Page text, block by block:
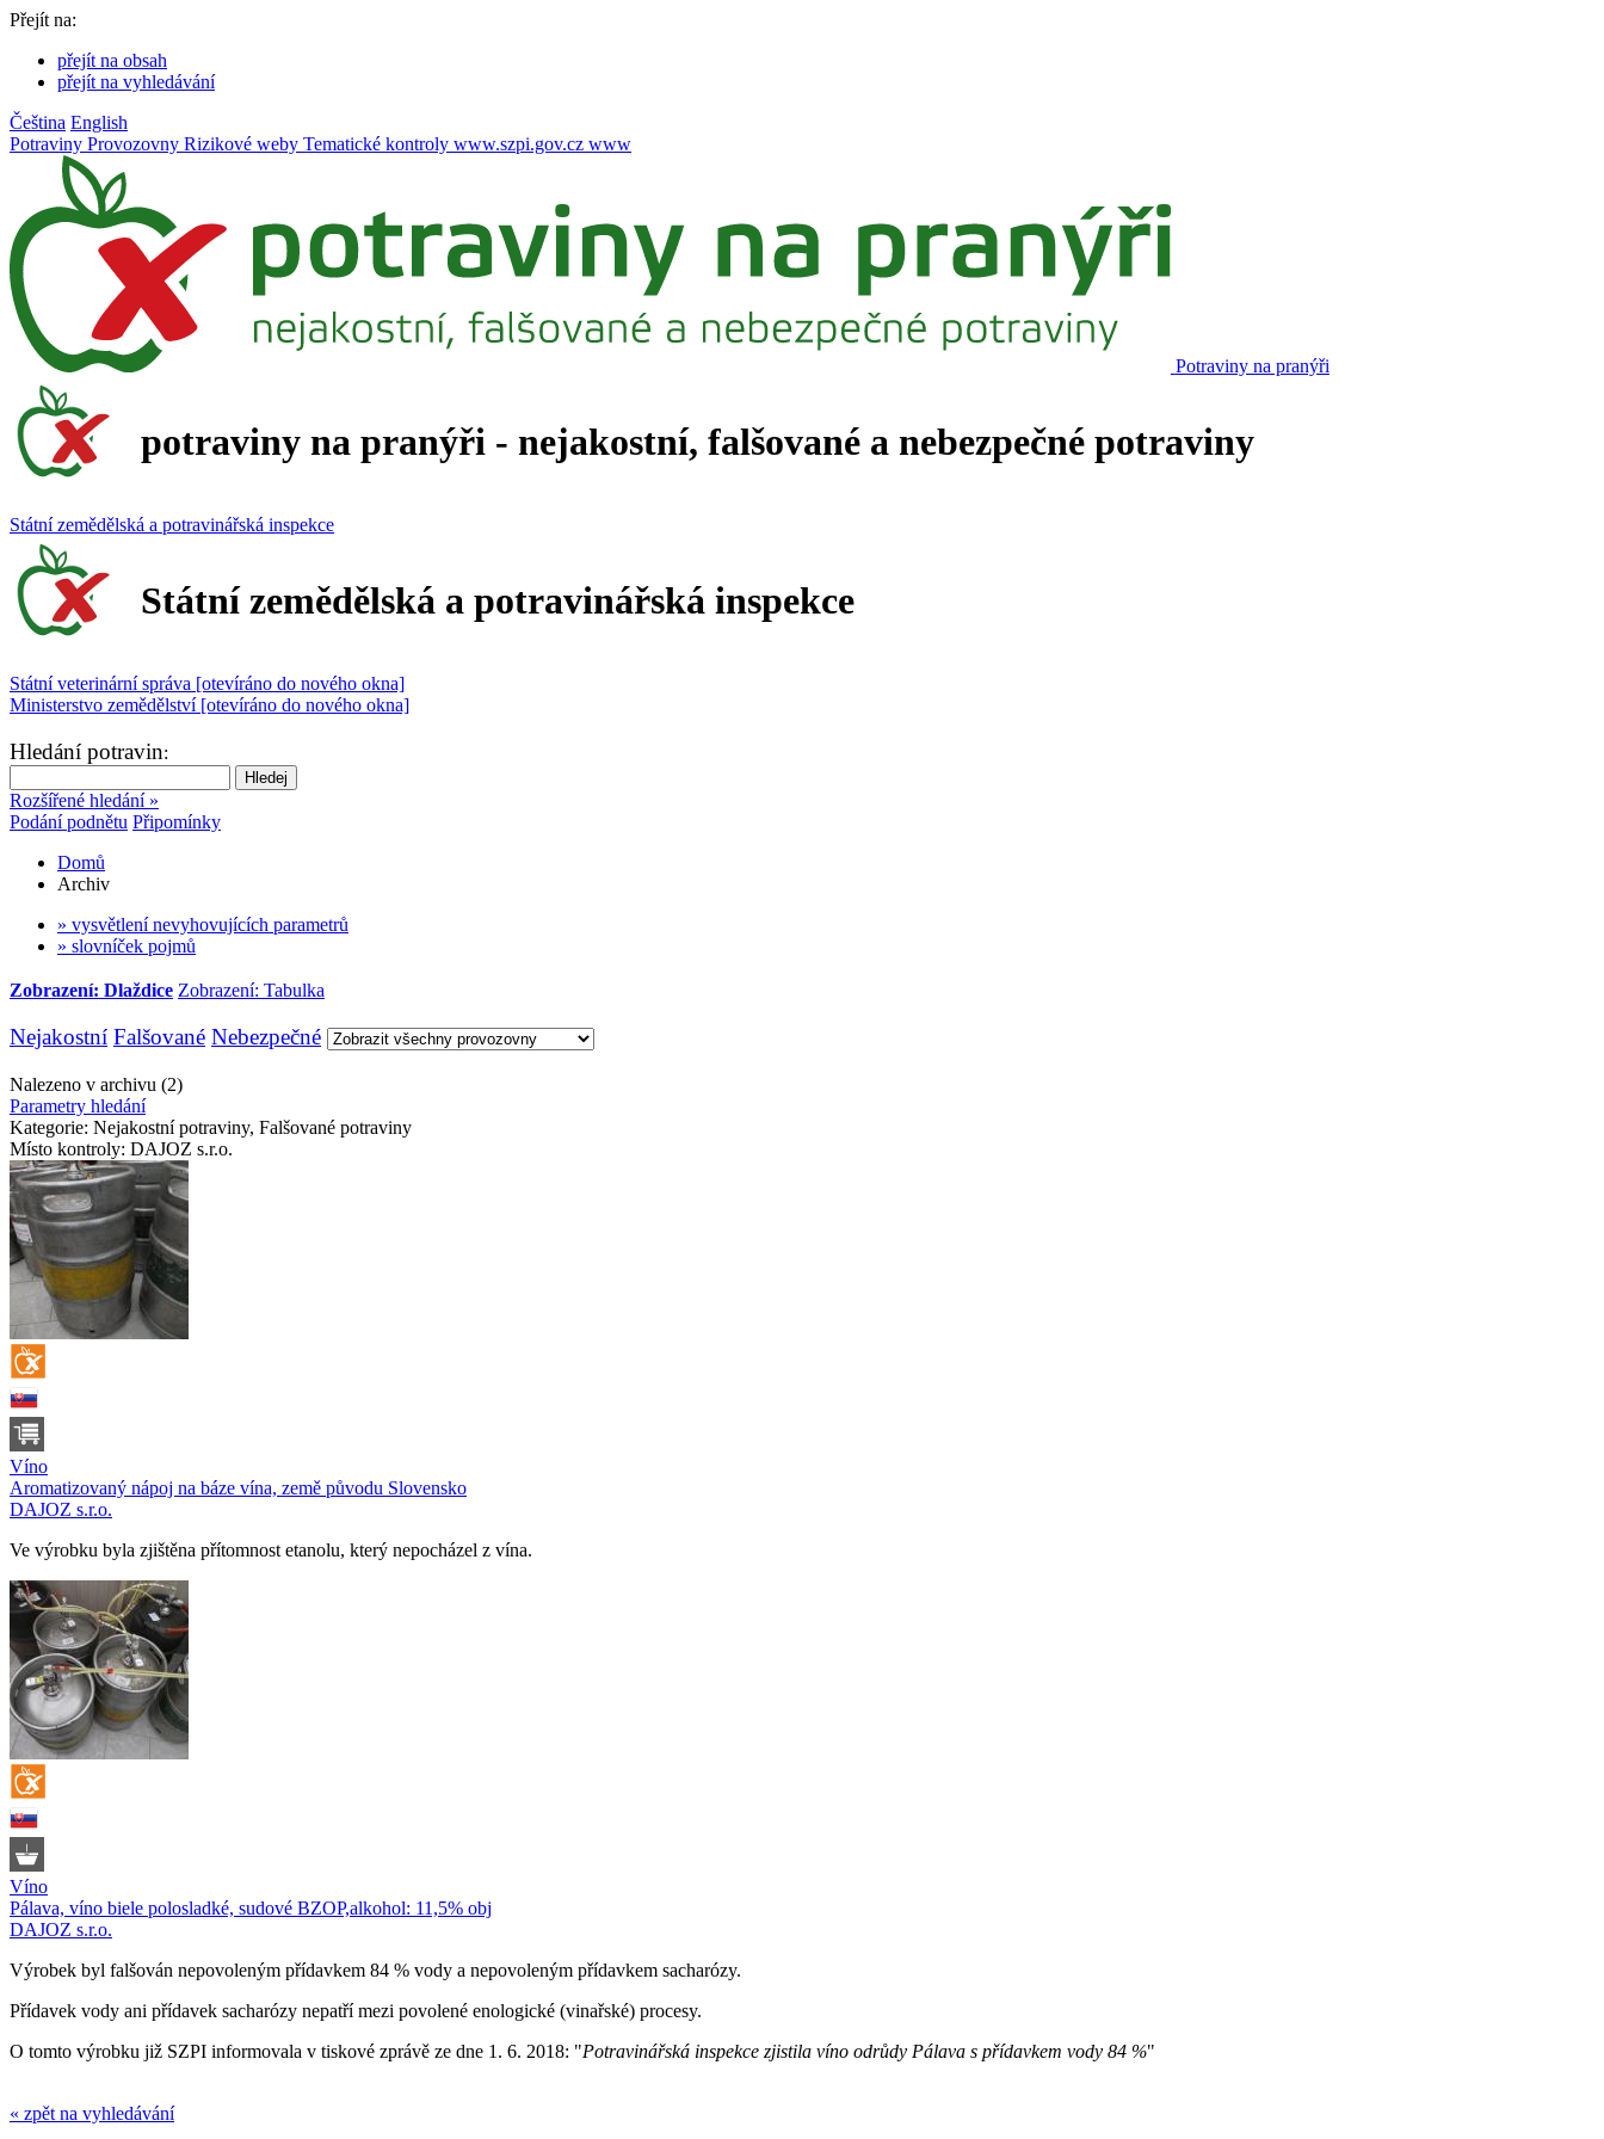
Přejít na:
přejít na obsah
přejít na vyhledávání
Čeština English
Potraviny Provozovny Rizikové weby Tematické kontroly www.szpi.gov.cz www
Potraviny na pranýři
potraviny na pranýři - nejakostní, falšované a nebezpečné potraviny
Státní zemědělská a potravinářská inspekce
Státní zemědělská a potravinářská inspekce
Státní veterinární správa [otevíráno do nového okna]
Ministerstvo zemědělství [otevíráno do nového okna]
Hledání potravin:
Rozšířené hledání »
Podání podnětu Připomínky
Domů
Archiv
» vysvětlení nevyhovujících parametrů
» slovníček pojmů
Zobrazení: Dlaždice Zobrazení: Tabulka
Nejakostní Falšované Nebezpečné
Nalezeno v archivu (2)
Parametry hledání
Kategorie: Nejakostní potraviny, Falšované potraviny
Místo kontroly: DAJOZ s.r.o.
Víno
Aromatizovaný nápoj na báze vína, země původu Slovensko
DAJOZ s.r.o.
Ve výrobku byla zjištěna přítomnost etanolu, který nepocházel z vína.
Víno
Pálava, víno biele polosladké, sudové BZOP,alkohol: 11,5% obj
DAJOZ s.r.o.
Výrobek byl falšován nepovoleným přídavkem 84 % vody a nepovoleným přídavkem sacharózy.
Přídavek vody ani přídavek sacharózy nepatří mezi povolené enologické (vinařské) procesy.
O tomto výrobku již SZPI informovala v tiskové zprávě ze dne 1. 6. 2018: "Potravinářská inspekce zjistila víno odrůdy Pálava s přídavkem vody 84 %"
« zpět na vyhledávání